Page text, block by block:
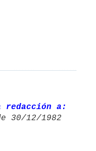
redacción a:
30/12/1982